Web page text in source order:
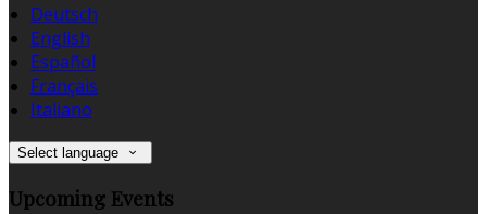
Deutsch
English
Español
Français
Italiano
Select language
Upcoming Events